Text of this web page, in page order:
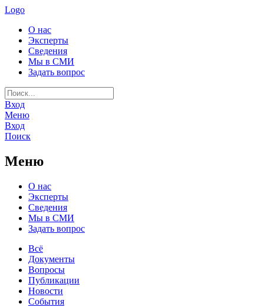
Logo
О нас
Эксперты
Сведения
Мы в СМИ
Задать вопрос
Вход
Меню
Вход
Поиск
Меню
О нас
Эксперты
Сведения
Мы в СМИ
Задать вопрос
Всё
Документы
Вопросы
Публикации
Новости
События